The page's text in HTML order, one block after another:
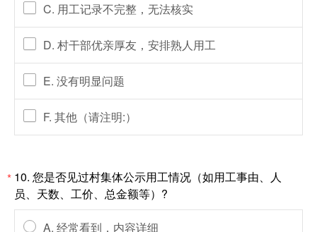
C. 用工记录不完整，无法核实
D. 村干部优亲厚友，安排熟人用工
E. 没有明显问题
F. 其他（请注明:）
* 10. 您是否见过村集体公示用工情况（如用工事由、人
员、天数、工价、总金额等）?
A. 经常看到，内容详细